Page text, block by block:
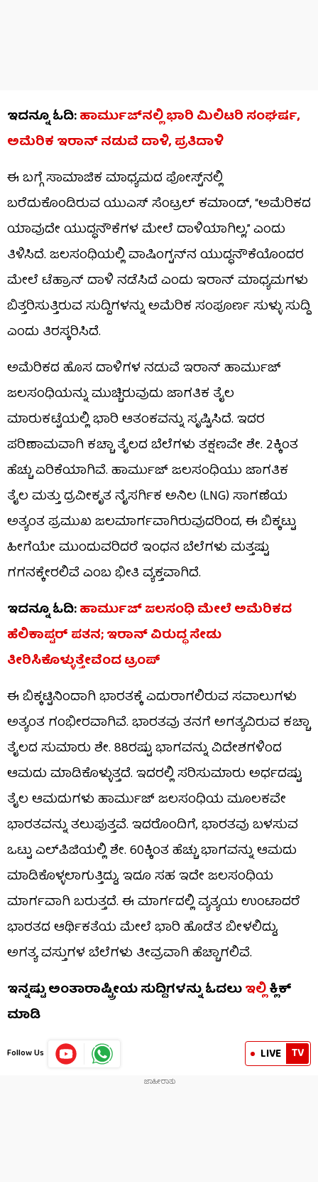
ಇದನ್ನೂ ಓದಿ:ಹಾರ್ಮುಜ್​ನಲ್ಲಿ ಭಾರಿ ಮಿಲಿಟರಿ ಸಂಘರ್ಷ,
ಅಮೆರಿಕ ಇರಾನ್ ನಡುವೆ ದಾಳಿ, ಪ್ರತಿದಾಳಿ
ಈ ಬಗ್ಗೆ ಸಾಮಾಜಿಕ ಮಾಧ್ಯಮದ ಪೋಸ್ಟ್‌ನಲ್ಲಿ
ಬರೆದುಕೊಂಡಿರುವ ಯುಎಸ್ ಸೆಂಟ್ರಲ್ ಕಮಾಂಡ್, “ಅಮೆರಿಕದ
ಯಾವುದೇ ಯುದ್ಧನೌಕೆಗಳ ಮೇಲೆ ದಾಳಿಯಾಗಿಲ್ಲ,” ಎಂದು
ತಿಳಿಸಿದೆ. ಜಲಸಂಧಿಯಲ್ಲಿ ವಾಷಿಂಗ್ಟನ್‌ನ ಯುದ್ಧನೌಕೆಯೊಂದರ
ಮೇಲೆ ಟೆಹ್ರಾನ್ ದಾಳಿ ನಡೆಸಿದೆ ಎಂದು ಇರಾನ್ ಮಾಧ್ಯಮಗಳು
ಬಿತ್ತರಿಸುತ್ತಿರುವ ಸುದ್ದಿಗಳನ್ನು ಅಮೆರಿಕ ಸಂಪೂರ್ಣ ಸುಳ್ಳು ಸುದ್ದಿ
ಎಂದು ತಿರಸ್ಕರಿಸಿದೆ.
ಅಮೆರಿಕದ ಹೊಸ ದಾಳಿಗಳ ನಡುವೆ ಇರಾನ್ ಹಾರ್ಮುಜ್
ಜಲಸಂಧಿಯನ್ನು ಮುಚ್ಚಿರುವುದು ಜಾಗತಿಕ ತೈಲ
ಮಾರುಕಟ್ಟೆಯಲ್ಲಿ ಭಾರಿ ಆತಂಕವನ್ನು ಸೃಷ್ಟಿಸಿದೆ. ಇದರ
ಪರಿಣಾಮವಾಗಿ ಕಚ್ಚಾ ತೈಲದ ಬೆಲೆಗಳು ತಕ್ಷಣವೇ ಶೇ. 2ಕ್ಕಿಂತ
ಹೆಚ್ಚು ಏರಿಕೆಯಾಗಿವೆ. ಹಾರ್ಮುಜ್ ಜಲಸಂಧಿಯು ಜಾಗತಿಕ
ತೈಲ ಮತ್ತು ದ್ರವೀಕೃತ ನೈಸರ್ಗಿಕ ಅನಿಲ (LNG) ಸಾಗಣೆಯ
ಅತ್ಯಂತ ಪ್ರಮುಖ ಜಲಮಾರ್ಗವಾಗಿರುವುದರಿಂದ, ಈ ಬಿಕ್ಕಟ್ಟು
ಹೀಗೆಯೇ ಮುಂದುವರಿದರೆ ಇಂಧನ ಬೆಲೆಗಳು ಮತ್ತಷ್ಟು
ಗಗನಕ್ಕೇರಲಿವೆ ಎಂಬ ಭೀತಿ ವ್ಯಕ್ತವಾಗಿದೆ.
ಇದನ್ನೂ ಓದಿ:ಹಾರ್ಮುಜ್ ಜಲಸಂಧಿ ಮೇಲೆ ಅಮೆರಿಕದ
ಹೆಲಿಕಾಪ್ಟರ್‌ ಪತನ; ಇರಾನ್ ವಿರುದ್ಧ ಸೇಡು
ತೀರಿಸಿಕೊಳ್ಳುತ್ತೇವೆಂದ ಟ್ರಂಪ್
ಈ ಬಿಕ್ಕಟ್ಟಿನಿಂದಾಗಿ ಭಾರತಕ್ಕೆ ಎದುರಾಗಲಿರುವ ಸವಾಲುಗಳು
ಅತ್ಯಂತ ಗಂಭೀರವಾಗಿವೆ. ಭಾರತವು ತನಗೆ ಅಗತ್ಯವಿರುವ ಕಚ್ಚಾ
ತೈಲದ ಸುಮಾರು ಶೇ. 88ರಷ್ಟು ಭಾಗವನ್ನು ವಿದೇಶಗಳಿಂದ
ಆಮದು ಮಾಡಿಕೊಳ್ಳುತ್ತದೆ. ಇದರಲ್ಲಿ ಸರಿಸುಮಾರು ಅರ್ಧದಷ್ಟು
ತೈಲ ಆಮದುಗಳು ಹಾರ್ಮುಜ್ ಜಲಸಂಧಿಯ ಮೂಲಕವೇ
ಭಾರತವನ್ನು ತಲುಪುತ್ತವೆ. ಇದರೊಂದಿಗೆ, ಭಾರತವು ಬಳಸುವ
ಒಟ್ಟು ಎಲ್‌ಪಿಜಿಯಲ್ಲಿ ಶೇ. 60ಕ್ಕಿಂತ ಹೆಚ್ಚು ಭಾಗವನ್ನು ಆಮದು
ಮಾಡಿಕೊಳ್ಳಲಾಗುತ್ತಿದ್ದು, ಇದೂ ಸಹ ಇದೇ ಜಲಸಂಧಿಯ
ಮಾರ್ಗವಾಗಿ ಬರುತ್ತದೆ. ಈ ಮಾರ್ಗದಲ್ಲಿ ವ್ಯತ್ಯಯ ಉಂಟಾದರೆ
ಭಾರತದ ಆರ್ಥಿಕತೆಯ ಮೇಲೆ ಭಾರಿ ಹೊಡೆತ ಬೀಳಲಿದ್ದು,
ಅಗತ್ಯ ವಸ್ತುಗಳ ಬೆಲೆಗಳು ತೀವ್ರವಾಗಿ ಹೆಚ್ಚಾಗಲಿವೆ.
ಇನ್ನಷ್ಟು ಅಂತಾರಾಷ್ಟ್ರೀಯ ಸುದ್ದಿಗಳನ್ನು ಓದಲುಇಲ್ಲಿಕ್ಲಿಕ್
ಮಾಡಿ
Follow Us LIVE TV